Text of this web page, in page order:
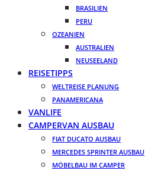
BRASILIEN
PERU
OZEANIEN
AUSTRALIEN
NEUSEELAND
REISETIPPS
WELTREISE PLANUNG
PANAMERICANA
VANLIFE
CAMPERVAN AUSBAU
FIAT DUCATO AUSBAU
MERCEDES SPRINTER AUSBAU
MÖBELBAU IM CAMPER